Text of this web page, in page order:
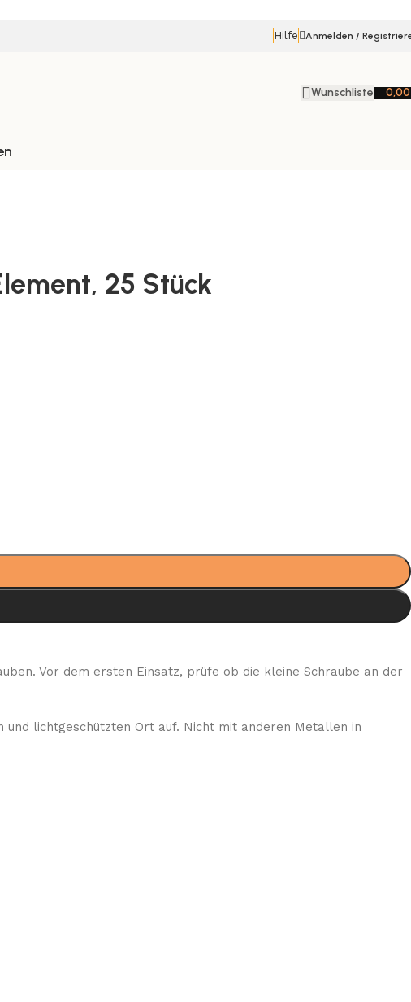
Hilfe Anmelden /
Wunschliste
25 Stück
Vor dem ersten Einsatz, prüfe ob die kleine Schraube an der
lichtgeschützten Ort auf. Nicht mit anderen Metallen in